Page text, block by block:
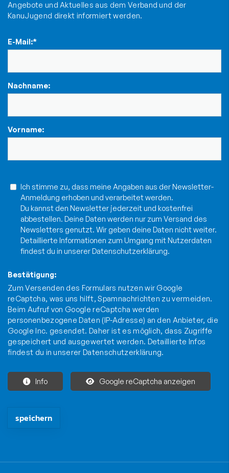
Angebote und Aktuelles aus dem Verband und der
KanuJugend direkt informiert werden.
E-Mail:*
Nachname:
Vorname:
Ich stimme zu, dass meine Angaben aus der Newsletter-
Anmeldung erhoben und verarbeitet werden.
Du kannst den Newsletter jederzeit und kostenfrei
abbestellen. Deine Daten werden nur zum Versand des
Newsletters genutzt. Wir geben deine Daten nicht weiter.
Detaillierte Informationen zum Umgang mit Nutzerdaten
findest du in unsererDatenschutzerklärung.
Bestätigung:
Zum Versenden des Formulars nutzen wir Google
reCaptcha, was uns hilft, Spamnachrichten zu vermeiden.
Beim Aufruf von Google reCaptcha werden
personenbezogene Daten (IP-Adresse) an den Anbieter, die
Google Inc. gesendet. Daher ist es möglich, dass Zugriffe
gespeichert und ausgewertet werden. Detaillierte Infos
findest du in unsererDatenschutzerklärung.
Info Google reCaptcha anzeigen